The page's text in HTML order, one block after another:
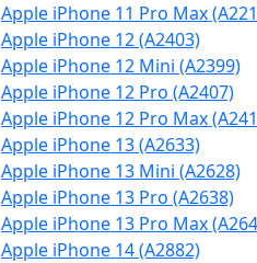
Apple iPhone 11 Pro Max
Apple iPhone 12 (A2403)
Apple iPhone 12 Mini (A2399)
Apple iPhone 12 Pro (A2407)
Apple iPhone 12 Pro Max
Apple iPhone 13 (A2633)
Apple iPhone 13 Mini (A2628)
Apple iPhone 13 Pro (A2638)
Apple iPhone 13 Pro Max
Apple iPhone 14 (A2882)